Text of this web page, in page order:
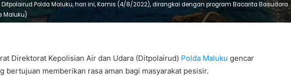
Polda Maluku, hari ini, Kamis (4/8/2022), dirangkai dengan program Bacarita Basudara
Maluku)
Direktorat Kepolisian Air dan Udara (Ditpolairud) Polda Maluku gencar
bertujuan memberikan rasa aman bagi masyarakat pesisir.